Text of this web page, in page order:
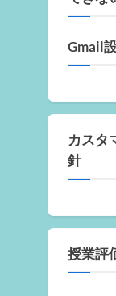
Gmail
カスタ
針
授業評